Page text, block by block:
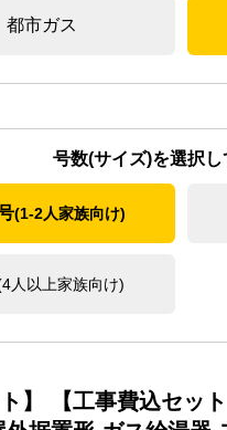
都市ガス
号数(サイズ)を選択
(1-2人家族向け)
人以上家族向け)
ト】 【工事費込セッ